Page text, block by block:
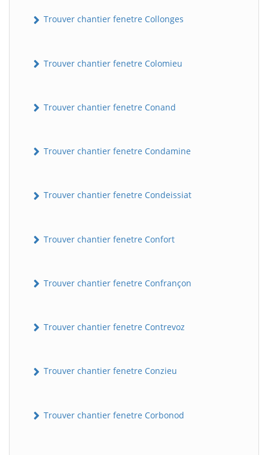
Trouver chantier fenetre Collonges
Trouver chantier fenetre Colomieu
Trouver chantier fenetre Conand
Trouver chantier fenetre Condamine
Trouver chantier fenetre Condeissiat
Trouver chantier fenetre Confort
Trouver chantier fenetre Confrançon
Trouver chantier fenetre Contrevoz
Trouver chantier fenetre Conzieu
Trouver chantier fenetre Corbonod
BatiWebPro